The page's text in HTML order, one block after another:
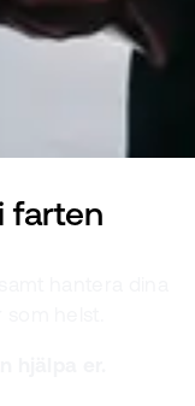
farten